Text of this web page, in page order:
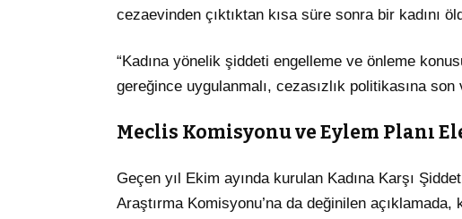
cezaevinden çıktıktan kısa süre sonra bir kadını
“Kadına yönelik şiddeti engelleme ve önleme
gereğince uygulanmalı, cezasızlık politikasına
Meclis Komisyonu ve Eylem Planı
Geçen yıl Ekim ayında kurulan Kadına Karşı
Araştırma Komisyonu’na da değinilen